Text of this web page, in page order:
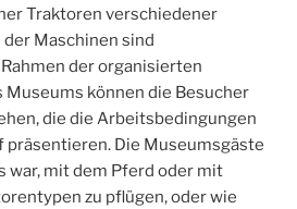
Traktoren verschiedener
Maschinen sind
der organisierten
können die Besucher
die die Arbeitsbedingungen
präsentieren. Die Museumsgäste
war, mit dem Pferd oder mit
zu pflügen, oder wie